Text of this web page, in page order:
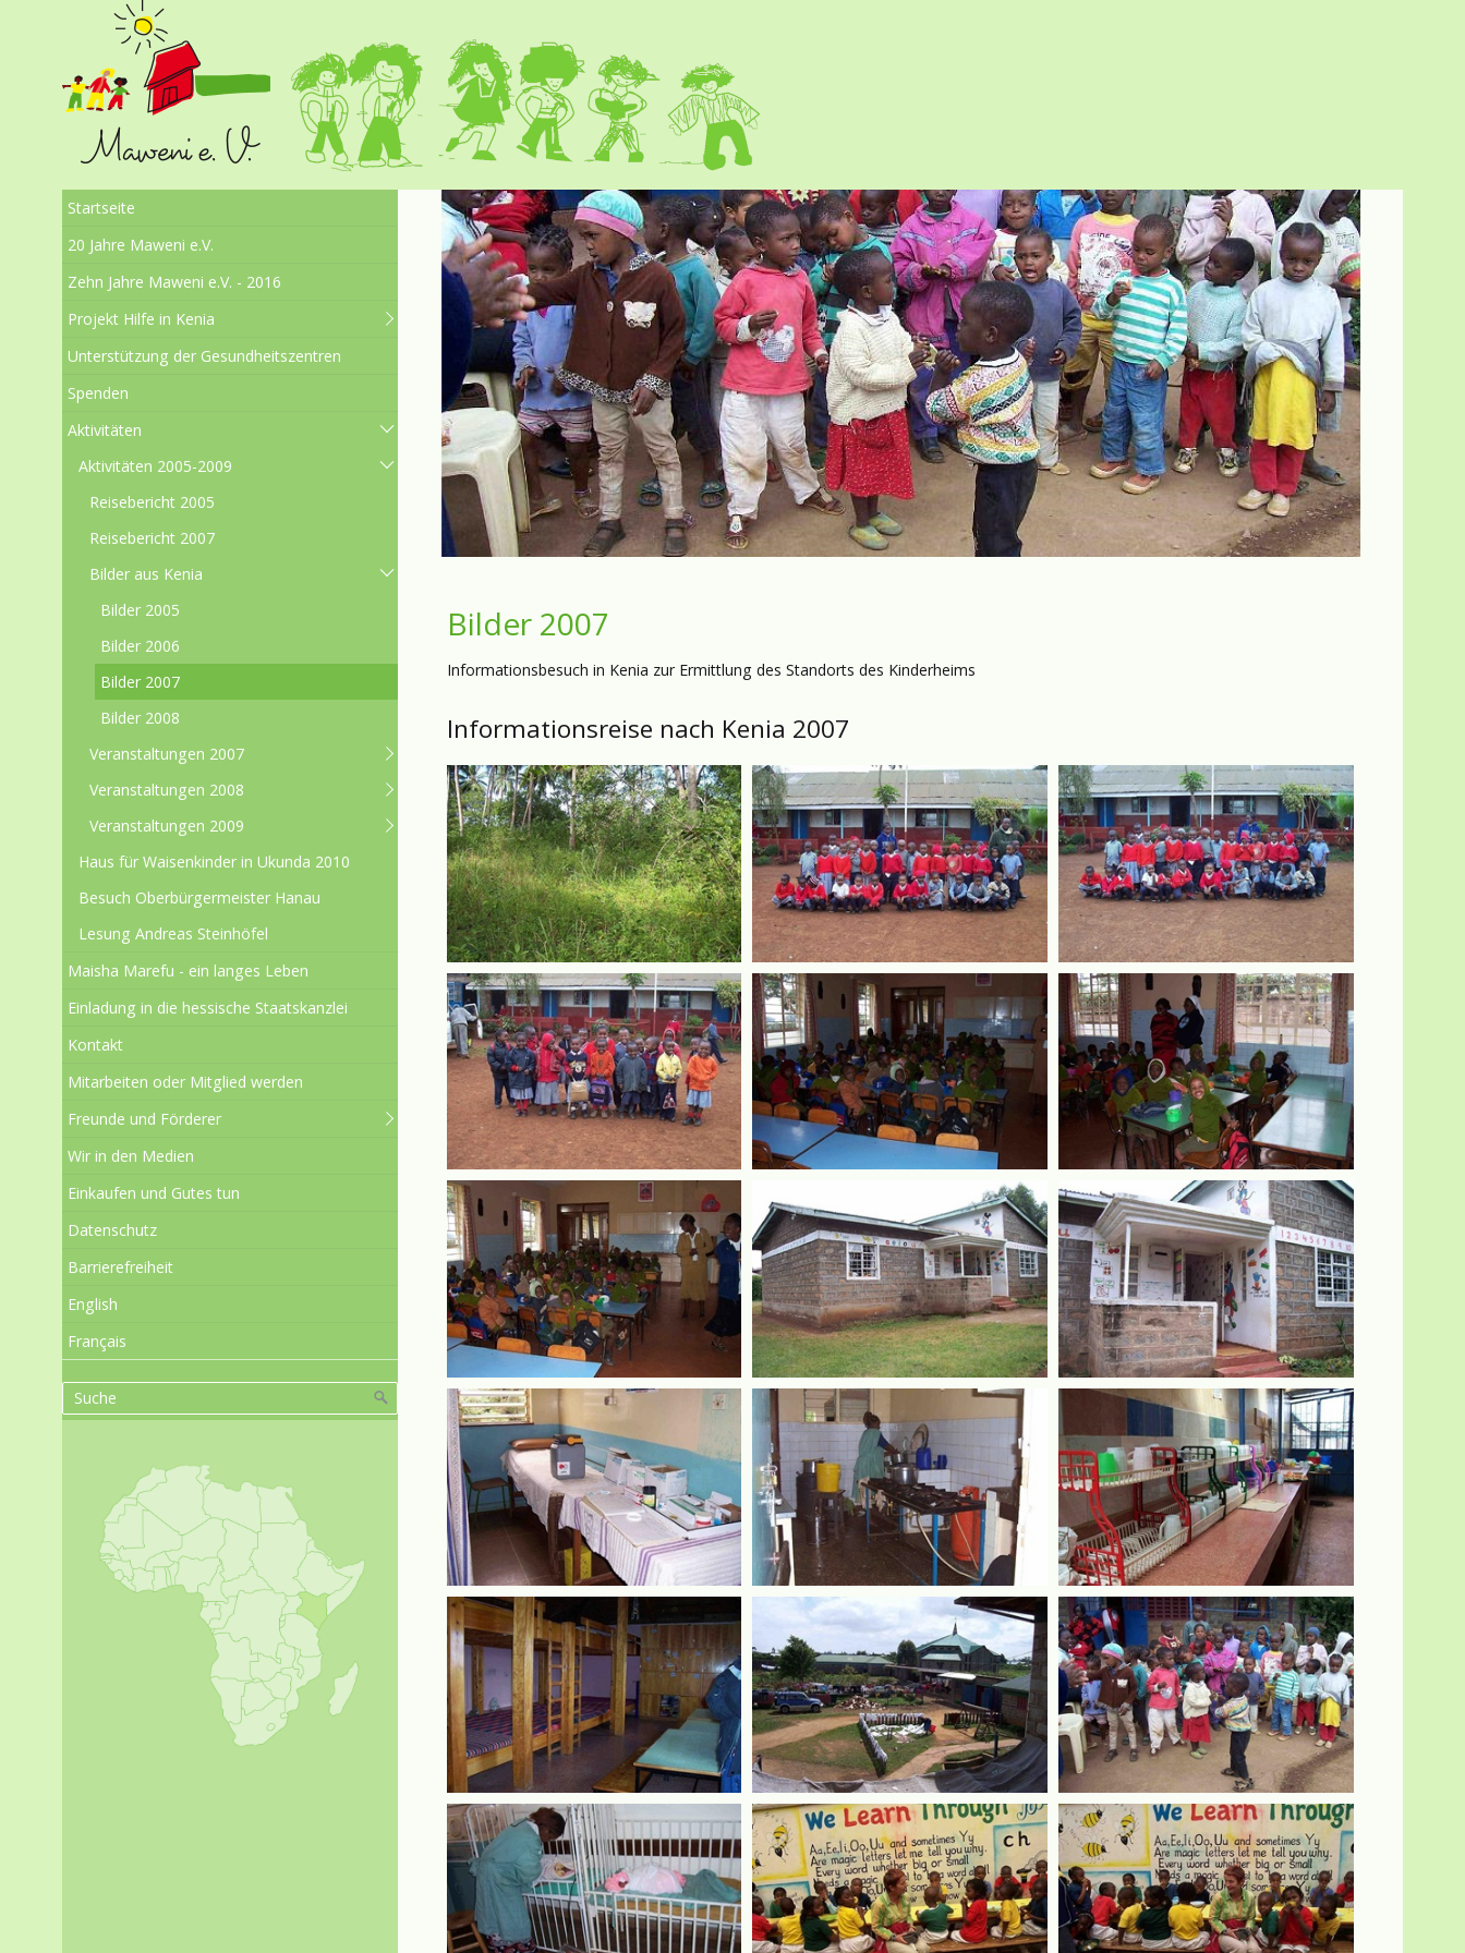
Startseite
20 Jahre Maweni e.V.
Zehn Jahre Maweni e.V. - 2016
Projekt Hilfe in Kenia
Unterstützung der Gesundheitszentren
Spenden
Aktivitäten
Aktivitäten 2005-2009
Reisebericht 2005
Reisebericht 2007
Bilder aus Kenia
Bilder 2005
Bilder 2006
Bilder 2007
Bilder 2008
Veranstaltungen 2007
Veranstaltungen 2008
Veranstaltungen 2009
Haus für Waisenkinder in Ukunda 2010
Besuch Oberbürgermeister Hanau
Lesung Andreas Steinhöfel
Maisha Marefu - ein langes Leben
Einladung in die hessische Staatskanzlei
Kontakt
Mitarbeiten oder Mitglied werden
Freunde und Förderer
Wir in den Medien
Einkaufen und Gutes tun
Datenschutz
Barrierefreiheit
English
Français
Bilder 2007
Informationsbesuch in Kenia zur Ermittlung des Standorts des Kinderheims
Informationsreise nach Kenia 2007